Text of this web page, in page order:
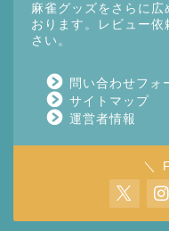
麻雀グッズをさらに
おります。レビュー
さい。
問い合わせフォ
サイトマップ
運営者情報
＼